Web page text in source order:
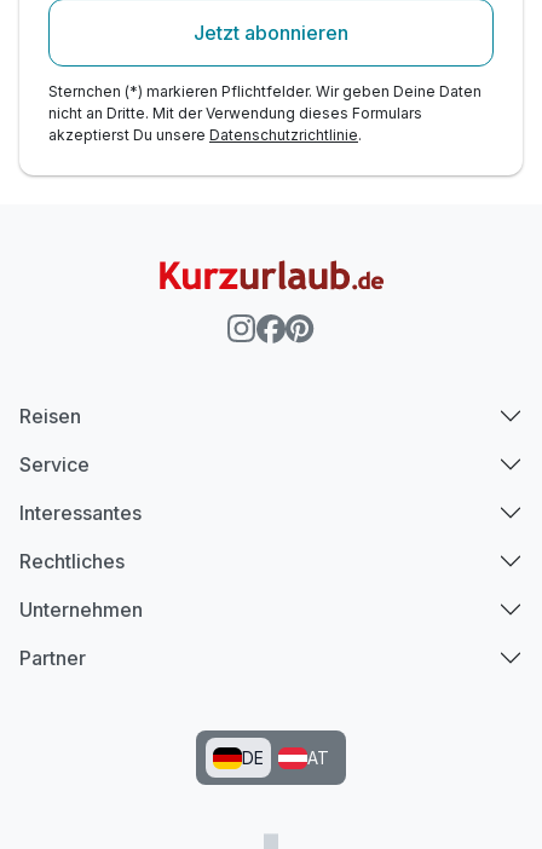
Jetzt abonnieren
Sternchen (*) markieren Pflichtfelder. Wir geben Deine Daten
nicht an Dritte. Mit der Verwendung dieses Formulars
akzeptierst Du unsere Datenschutzrichtlinie.
Reisen
Service
Interessantes
Rechtliches
Unternehmen
Partner
DE AT